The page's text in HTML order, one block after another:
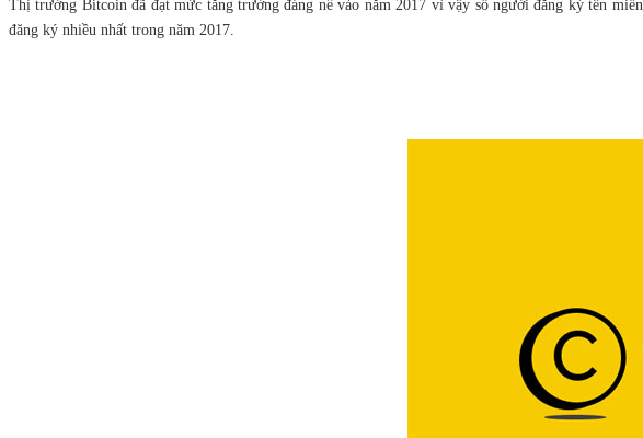
Thị trường Bitcoin đã đạt mức tăng trưởng đáng nể vào năm 2017 vì vậy số người đăng ký tên
đăng ký nhiều nhất trong năm 2017.